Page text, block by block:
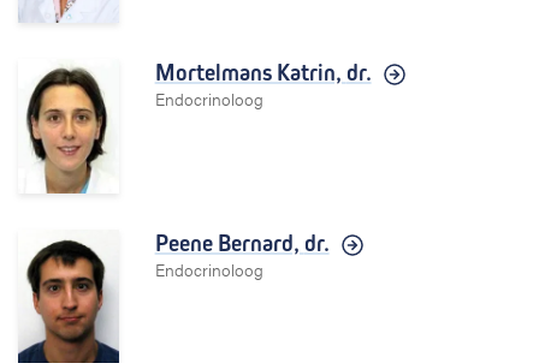
Mortelmans Katrin, dr.
Endocrinoloog
Peene Bernard, dr.
Endocrinoloog